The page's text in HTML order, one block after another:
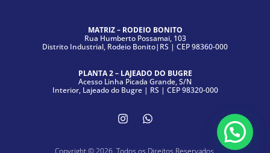
MATRIZ – RODEIO BONITO
Rua Humberto Possamai, 103
Distrito Industrial, Rodeio Bonito|RS | CEP 98360-000
PLANTA 2 – LAJEADO DO BUGRE
Acesso Linha Picada Grande, S/N
Interior, Lajeado do Bugre | RS | CEP 98320-000